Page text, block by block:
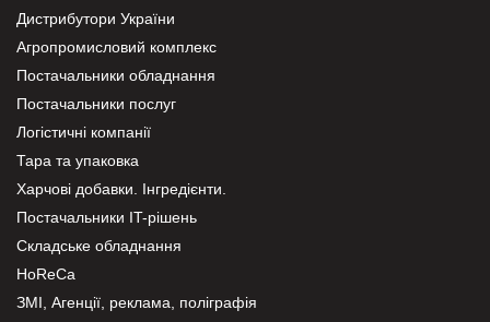
Дистрибутори України
Агропромисловий комплекс
Постачальники обладнання
Постачальники послуг
Логістичні компанії
Тара та упаковка
Харчові добавки. Інгредієнти.
Постачальники IT-рішень
Складське обладнання
HoReCa
ЗМІ, Агенції, реклама, поліграфія